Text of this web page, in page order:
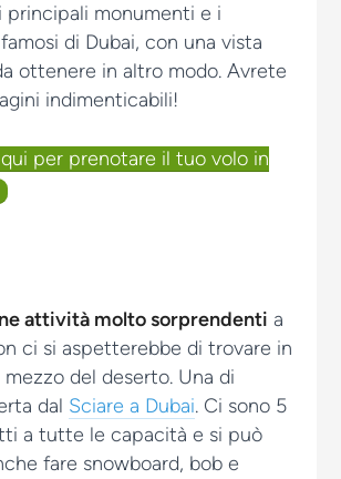
principali monumenti e i
di Dubai, con una vista
ottenere in altro modo. Avrete
indimenticabili!
per prenotare il tuo volo in
attività molto sorprendenti a
ci si aspetterebbe di trovare in
del deserto. Una di
dal Sciare a Dubai. Ci sono 5
a tutte le capacità e si può
fare snowboard, bob e